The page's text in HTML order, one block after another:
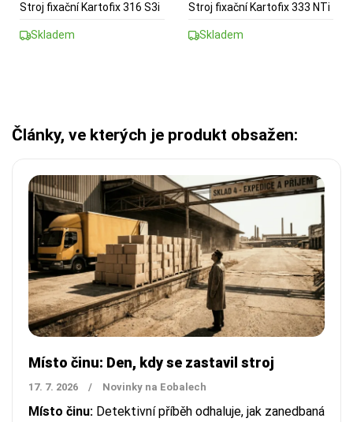
Stroj fixační Kartofix 316 S3i
Skladem
Stroj fixační Kartofix 333 NTi
Skladem
Články, ve kterých je produkt obsažen:
Místo činu: Den, kdy se zastavil stroj
17. 7. 2026 / Novinky na Eobalech
Místo činu: Detektivní příběh odhaluje, jak zanedbaná